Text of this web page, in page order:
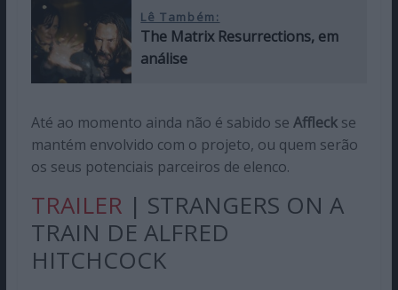
Lê Também:
The Matrix Resurrections, em
análise
Até ao momento ainda não é sabido se Affleckse
mantém envolvido com o projeto, ou quem serão
os seus potenciais parceiros de elenco.
TRAILER | STRANGERS ON A
TRAIN DE ALFRED
HITCHCOCK